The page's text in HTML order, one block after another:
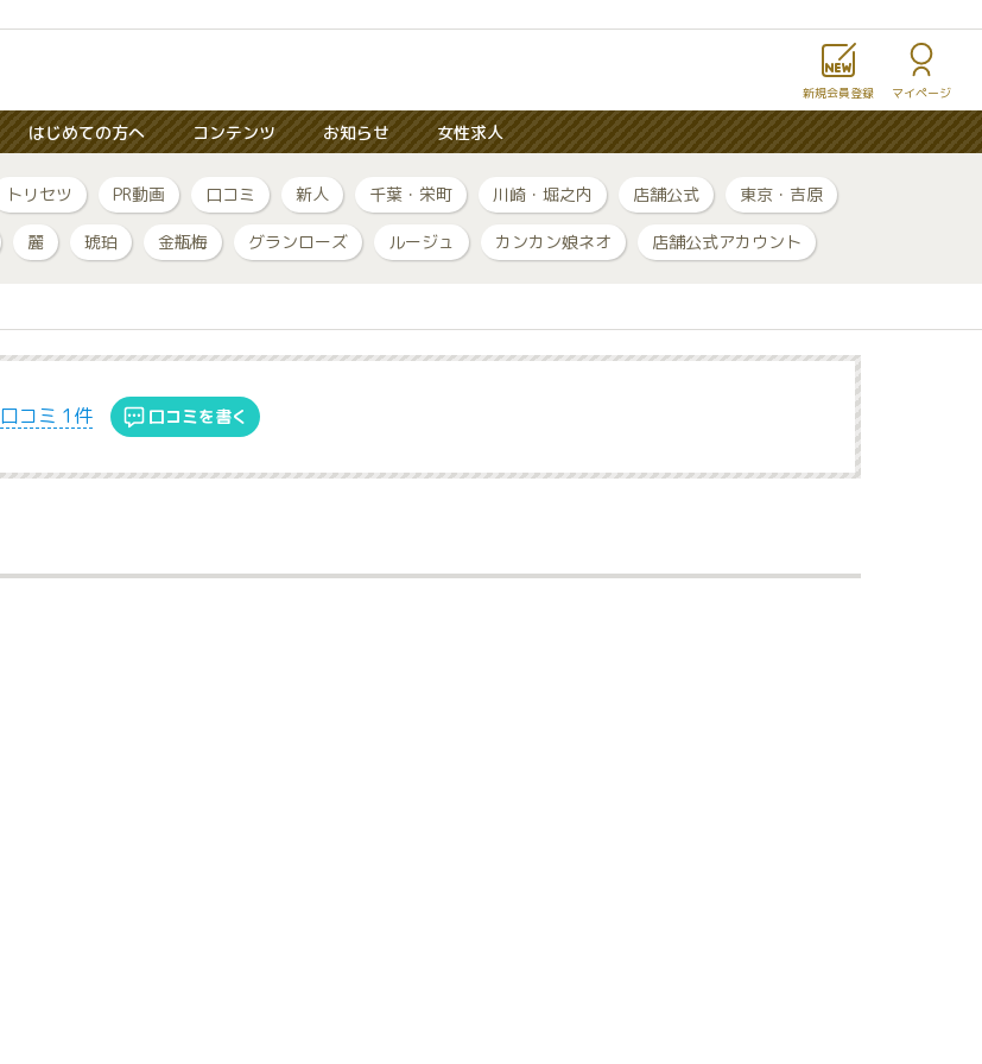
新規会員登録 マイページ
はじめての方へ コンテンツ お知らせ 女性求人
トリセツ PR動画 口コミ 新人 千葉・栄町 川崎・堀之内 店舗公式 東京・吉原
麗 琥珀 金瓶梅 グランローズ ルージュ カンカン娘ネオ 店舗公式アカウント
口コミ 1件 口コミを書く